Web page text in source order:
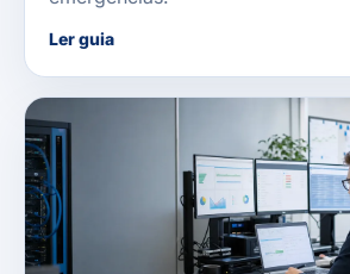
Ler guia